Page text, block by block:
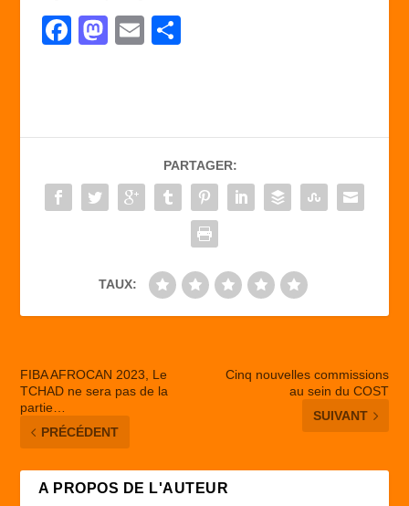
F
b
o
o
M
d
o
n
E
er
PARTAGER:
TAUX:
FIBA AFROCAN 2023, Le
TCHAD ne sera pas de la
partie…
PRÉCÉDENT
Cinq nouvelles commissions
au sein du COST
SUIVANT
A PROPOS DE L'AUTEUR